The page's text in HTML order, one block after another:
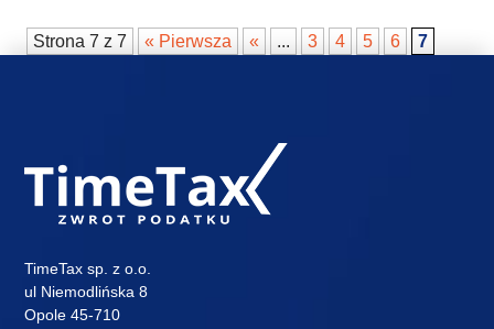
Strona 7 z 7 « Pierwsza « ... 3 4 5 6 7
TimeTax sp. z o.o.
ul Niemodlińska 8
Opole 45-710